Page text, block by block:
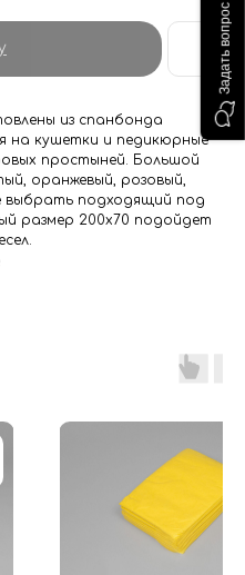
из спанбонда
на кушетки и педикюрные
простыней. Большой
оранжевый, розовый,
выбрать подходящий под
размер 200х70 подойдет
Задать вопрос